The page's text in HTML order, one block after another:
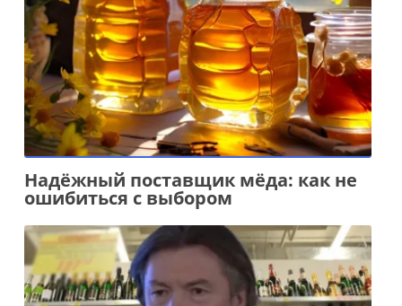
Надёжный поставщик мёда: как не
ошибиться с выбором